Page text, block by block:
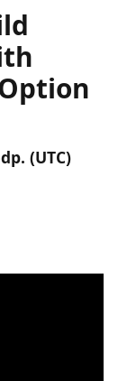
(UTC)